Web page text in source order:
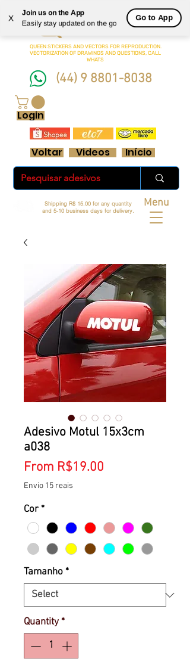
X
Join us on the App
Easily stay updated on the go
Go to App
QUEEN STICKERSAND VECTORS FOR REPRODUCTION.
VECTORIZATION OF DRAWINGS AND QUESTIONS, CALL
WHATS
(44) 9 8801-8038
Início
Menu
Shipping R$ 15.00 for any quantity
and 5-10 business days for delivery.
Login
Voltar Videos
Queen
Adesivos Ltda.
Adesivo Motul 15x3cm
a038
From R$19.00
Envio 15 reais
Cor *
Tamanho *
Quantity *